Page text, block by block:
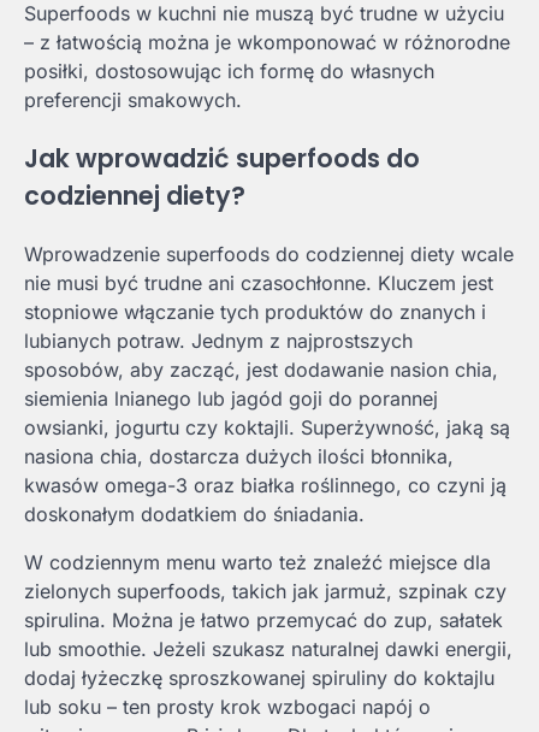
Superfoods w kuchni nie muszą być trudne w użyciu
– z łatwością można je wkomponować w różnorodne
posiłki, dostosowując ich formę do własnych
preferencji smakowych.
Jak wprowadzić superfoods do
codziennej diety?
Wprowadzenie superfoods do codziennej diety wcale
nie musi być trudne ani czasochłonne. Kluczem jest
stopniowe włączanie tych produktów do znanych i
lubianych potraw. Jednym z najprostszych
sposobów, aby zacząć, jest dodawanie nasion chia,
siemienia lnianego lub jagód goji do porannej
owsianki, jogurtu czy koktajli. Superżywność, jaką są
nasiona chia, dostarcza dużych ilości błonnika,
kwasów omega-3 oraz białka roślinnego, co czyni ją
doskonałym dodatkiem do śniadania.
W codziennym menu warto też znaleźć miejsce dla
zielonych superfoods, takich jak jarmuż, szpinak czy
spirulina. Można je łatwo przemycać do zup, sałatek
lub smoothie. Jeżeli szukasz naturalnej dawki energii,
dodaj łyżeczkę sproszkowanej spiruliny do koktajlu
lub soku – ten prosty krok wzbogaci napój o